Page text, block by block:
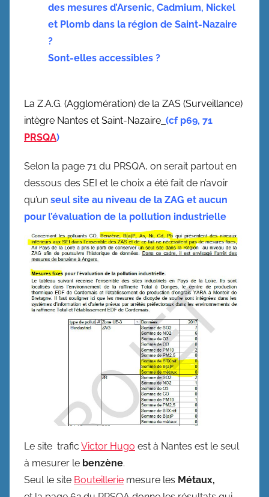
des mesures d’Arsenic, Cadmium, Nickel
et Plomb dans la région de Saint-Nazaire
?
Sont-elles accessibles ?
La Z.A.G. (Agglomération) de la ZAS (Surveillance)
intègre Nantes et Saint-Nazaire (cf p69, 71
PRSQA)
Selon la page 71 du PRSQA, on serait partout en
dessous des SEI et le choix a été fait de n’avoir
qu’un seul site au niveau de la ZAG et aucun
pour l’évaluation de la pollution industrielle
Le site trafic Victor Hugo est à Nantes est le seul
à mesurer le benzène.
Seul le site Bouteillerie mesure les Métaux,